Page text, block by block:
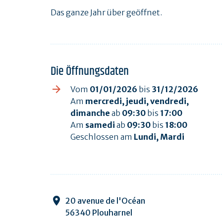
Das ganze Jahr über geöffnet.
Die Öffnungsdaten
Vom 01/01/2026 bis 31/12/2026
Am mercredi, jeudi, vendredi,
dimanche ab 09:30 bis 17:00
Am samedi ab 09:30 bis 18:00
Geschlossen am Lundi, Mardi
20 avenue de l'Océan
56340 Plouharnel